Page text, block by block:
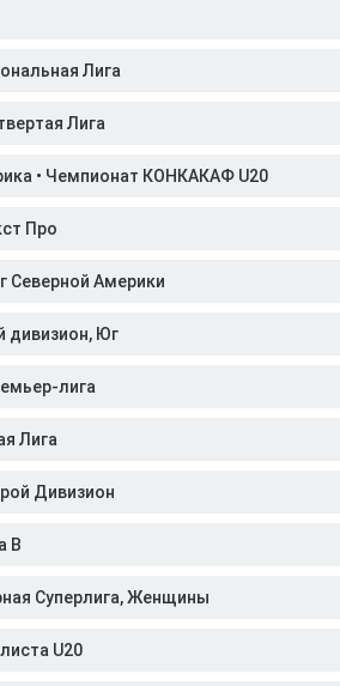
Лига
Лига
• Чемпионат КОНКАКАФ U20
Про
Северной Америки
дивизион, Юг
лига
Лига
Дивизион
B
Суперлига, Женщины
U20